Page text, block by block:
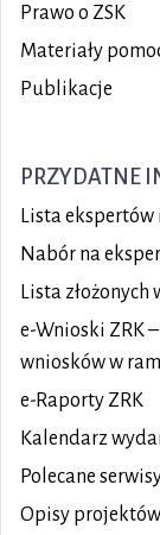
Prawo o ZSK
Materiały
Publikacje
PRZYDATNE
Lista
Nabór na
Lista złożonych
e-Wnioski ZRK
wniosków w
e-Raporty ZRK
Kalendarz
Polecane
Opisy projektów